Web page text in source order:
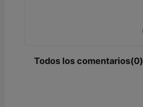
Todos los comentarios(0)